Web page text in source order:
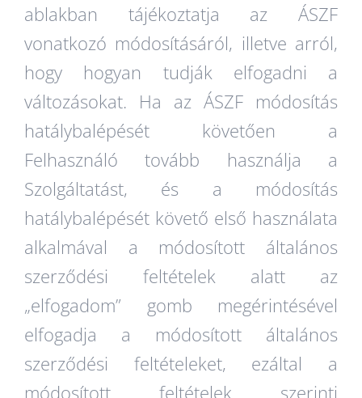
ablakban tájékoztatja az ÁSZF
vonatkozó módosításáról, illetve arról,
hogy hogyan tudják elfogadni a
változásokat. Ha az ÁSZF módosítás
hatálybalépését követően a
Felhasználó tovább használja a
Szolgáltatást, és a módosítás
hatálybalépését követő első használata
alkalmával a módosított általános
szerződési feltételek alatt az
„elfogadom” gomb megérintésével
elfogadja a módosított általános
szerződési feltételeket, ezáltal a
módosított feltételek szerinti